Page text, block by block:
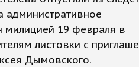
административное
19 февраля в
листовки с
Дымовского.